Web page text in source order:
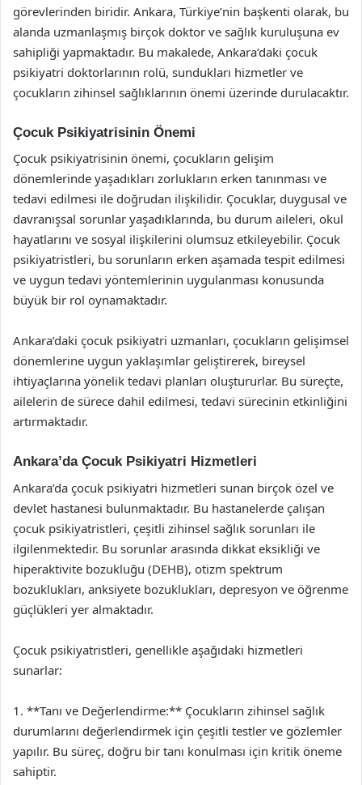
görevlerinden biridir. Ankara, Türkiye’nin başkenti olarak, bu
alanda uzmanlaşmış birçok doktor ve sağlık kuruluşuna ev
sahipliği yapmaktadır. Bu makalede, Ankara’daki çocuk
psikiyatri doktorlarının rolü, sundukları hizmetler ve
çocukların zihinsel sağlıklarının önemi üzerinde durulacaktır.
Çocuk Psikiyatrisinin Önemi
Çocuk psikiyatrisinin önemi, çocukların gelişim
dönemlerinde yaşadıkları zorlukların erken tanınması ve
tedavi edilmesi ile doğrudan ilişkilidir. Çocuklar, duygusal ve
davranışsal sorunlar yaşadıklarında, bu durum aileleri, okul
hayatlarını ve sosyal ilişkilerini olumsuz etkileyebilir. Çocuk
psikiyatristleri, bu sorunların erken aşamada tespit edilmesi
ve uygun tedavi yöntemlerinin uygulanması konusunda
büyük bir rol oynamaktadır.
Ankara’daki çocuk psikiyatri uzmanları, çocukların gelişimsel
dönemlerine uygun yaklaşımlar geliştirerek, bireysel
ihtiyaçlarına yönelik tedavi planları oluştururlar. Bu süreçte,
ailelerin de sürece dahil edilmesi, tedavi sürecinin etkinliğini
artırmaktadır.
Ankara’da Çocuk Psikiyatri Hizmetleri
Ankara’da çocuk psikiyatri hizmetleri sunan birçok özel ve
devlet hastanesi bulunmaktadır. Bu hastanelerde çalışan
çocuk psikiyatristleri, çeşitli zihinsel sağlık sorunları ile
ilgilenmektedir. Bu sorunlar arasında dikkat eksikliği ve
hiperaktivite bozukluğu (DEHB), otizm spektrum
bozuklukları, anksiyete bozuklukları, depresyon ve öğrenme
güçlükleri yer almaktadır.
Çocuk psikiyatristleri, genellikle aşağıdaki hizmetleri
sunarlar:
1. **Tanı ve Değerlendirme:** Çocukların zihinsel sağlık
durumlarını değerlendirmek için çeşitli testler ve gözlemler
yapılır. Bu süreç, doğru bir tanı konulması için kritik öneme
sahiptir.